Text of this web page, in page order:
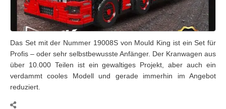
Das Set mit der Nummer 19008S von Mould King ist ein Set für
Profis – oder sehr selbstbewusste Anfänger. Der Kranwagen aus
über 10.000 Teilen ist ein gewaltiges Projekt, aber auch ein
verdammt cooles Modell und gerade immerhin im Angebot
reduziert.